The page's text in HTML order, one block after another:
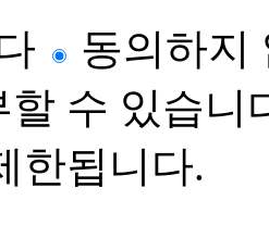
동의하지
할 수 있습니
한됩니다.